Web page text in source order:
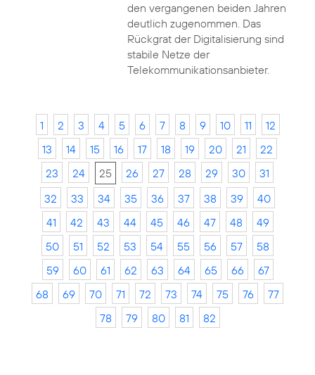
den vergangenen beiden Jahren
deutlich zugenommen. Das
Rückgrat der Digitalisierung sind
stabile Netze der
Telekommunikationsanbieter.
1 2 3 4 5 6 7 8 9 10 11
12
13
14 15 16 17 18 19 20 21
22
23
24 25 26 27 28 29 30
31
32
33 34 35 36 37 38 39
40
41
42 43 44 45 46 47 48
49
50
51 52 53 54 55 56 57
58
59
60 61 62 63 64 65 66
67
68
69 70 71 72 73 74 75 76
77
78
79 80 81 82